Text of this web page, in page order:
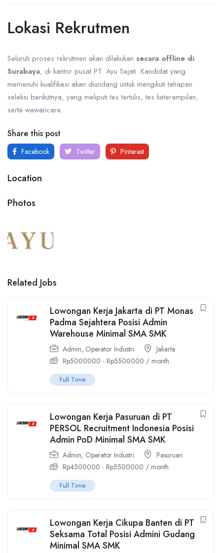
Lokasi Rekrutmen
Seluruh proses rekrutmen akan dilakukan secara offline di
Surabaya, di kantor pusat PT. Ayu Sejati. Kandidat yang
memenuhi kualifikasi akan diundang untuk mengikuti tahapan
seleksi berikutnya, yang meliputi tes tertulis, tes keterampilan,
serta wawancara.
Share this post
Facebook Twitter Pinterest
Location
Photos
Related Jobs
Lowongan Kerja Jakarta di PT Monas
Padma Sejahtera Posisi Admin
Warehouse Minimal SMA SMK
Admin, Operator Industri
Jakarta
Rp5000000 - Rp5500000 / month
Full Time
Lowongan Kerja Pasuruan di PT
PERSOL Recruitment Indonesia Posisi
Admin PoD Minimal SMA SMK
Admin, Operator Industri
Pasuruan
Rp4500000 - Rp5500000 / month
Full Time
Lowongan Kerja Cikupa Banten di PT
Seksama Total Posisi Admini Gudang
Minimal SMA SMK